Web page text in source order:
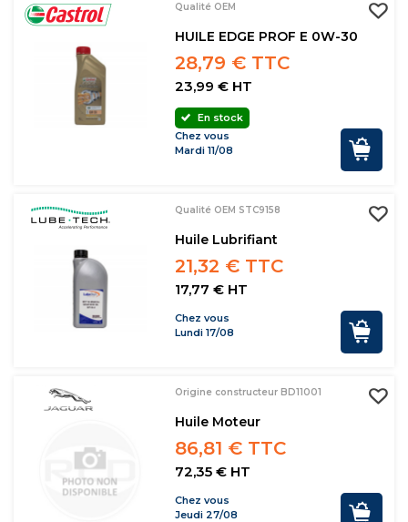
Qualité OEM
HUILE EDGE PROF E 0W-30
28,79 € TTC
23,99 € HT
En stock
Chez vous
Mardi 11/08
Qualité OEM STC9158
Huile Lubrifiant
21,32 € TTC
17,77 € HT
Chez vous
Lundi 17/08
Origine constructeur BD11001
Huile Moteur
86,81 € TTC
72,35 € HT
Chez vous
Jeudi 27/08